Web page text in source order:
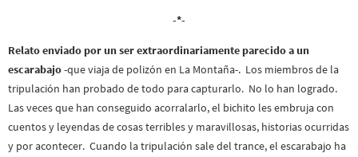
-*-
Relato enviado por un ser extraordinariamente parecido a un
escarabajo-que viaja de polizón en La Montaña-. Los miembros de la
tripulación han probado de todo para capturarlo. No lo han logrado.
Las veces que han conseguido acorralarlo, el bichito les embruja con
cuentos y leyendas de cosas terribles y maravillosas, historias ocurridas
y por acontecer. Cuando la tripulación sale del trance, el escarabajo ha